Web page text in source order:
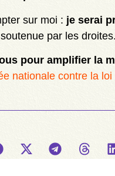
sur moi : je serai
par les
pour amplifier la
nationale contre la loi